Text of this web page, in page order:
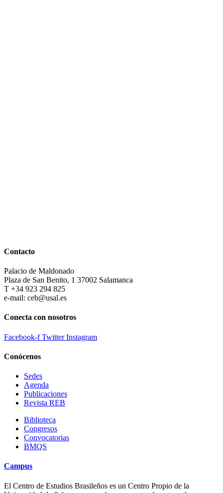
Contacto
Palacio de Maldonado
Plaza de San Benito, 1 37002 Salamanca
T +34 923 294 825
e-mail: ceb@usal.es
Conecta con nosotros
Facebook-f Twitter Instagram
Conócenos
Sedes
Agenda
Publicaciones
Revista REB
Biblioteca
Congresos
Convocatorias
BMQS
Campus
El Centro de Estudios Brasileños es un Centro Propio de la